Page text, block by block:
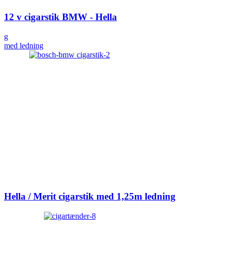
12 v cigarstik BMW - Hella
g
med ledning
Hella / Merit cigarstik med 1,25m ledning